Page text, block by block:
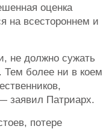
оценка
на всестороннем и
не должно сужать
Тем более ни в коем
заявил Патриарх.
потере